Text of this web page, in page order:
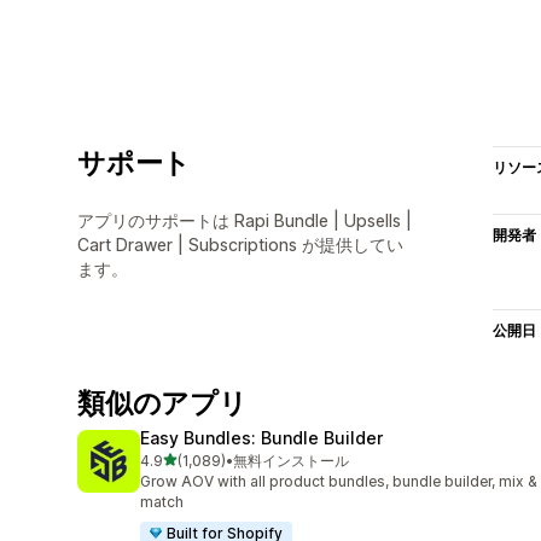
サポート
アプリのサポートは Rapi Bundle | Upsells |
Cart Drawer | Subscriptions が提供してい
ます。
リソー
開発者
公開日
類似のアプリ
Easy Bundles: Bundle Builder
4.95つ星中
(1,089)
合計レビュー数：1089件
•無料インストール
Grow AOV with all product bundles, bundle builder, mix &
match
Built for Shopify